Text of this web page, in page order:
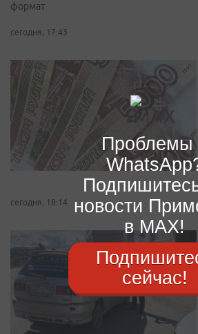
формат
сегодня, 17:43
сегодня, 18:14
Проблемы
новости
в MAX!
сейчас!